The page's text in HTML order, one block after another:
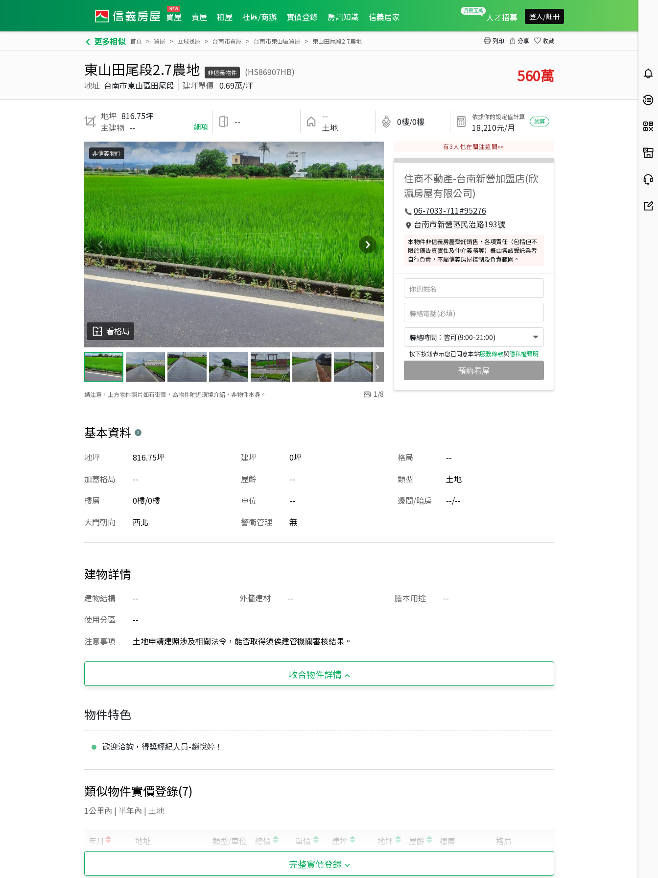
買屋 賣屋 租屋 社區/商辦 實價登錄 房訊知識 信義居家 人才招募 登入/註冊
更多相似 首頁 買屋 區域找屋 台南市買屋 台南市東山區買屋 東山田尾段2.7農地 列印 分享 收藏
東山田尾段2.7農地 非信義物件
(HS86907HB)
地址 台南市東山區田尾段 建坪單價 0.69萬/坪 560萬
地坪 816.75坪
主建物 -- 細項 --
--
土地
0樓/0樓 依據你的設定值計算
18,210元/月
試算
請注意，上方物件照片如有街景，為物件附近環境介紹，非物件本身。 1/8
看格局
非信義物件
有3 人也在關注這間👀
住商不動產-台南新營加盟店(欣
瀛房屋有限公司)
06-7033-711#95276
台南市新營區民治路193號
本物件非信義房屋受託銷售，各項責任（包括但不
限於廣告真實性及仲介義務等）概由各該受託業者
自行負責，不屬信義房屋控制及負責範圍。
聯絡時間：皆可(9:00-21:00)
按下按鈕表示您已同意本站服務條款與隱私權聲明
預約看屋
基本資料
建坪 0坪
地坪 816.75坪 格局
--
加蓋格局
-- 屋齡 -- 類型
土地
樓層
0樓/0樓 車位 -- 邊間/暗房
--/--
大門朝向
西北 警衛管理 無
建物詳情
建物結構 -- 外牆建材 -- 謄本用途
--
使用分區
--
注意事項
土地申請建照涉及相關法令，能否取得須俟建管機關審核結果。
收合物件詳情
物件特色
歡迎洽詢，得獎經紀人員-趙悅婷！
類似物件實價登錄(7)
1公里內 | 半年內 | 土地
完整實價登錄